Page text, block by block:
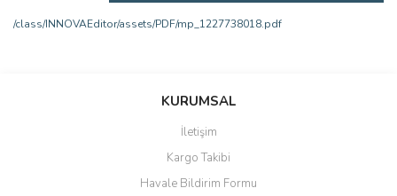
/class/INNOVAEditor/assets/PDF/mp_1227738018.pdf
Bu ürüne ilk yorumu siz yapın!
Yorum Yaz
Ürün resmi kalitesiz, bozuk veya görüntülenemiyor.
Ürün açıklamasında eksik bilgiler bulunuyor.
KURUMSAL
İletişim
Kargo Takibi
Havale Bildirim Formu